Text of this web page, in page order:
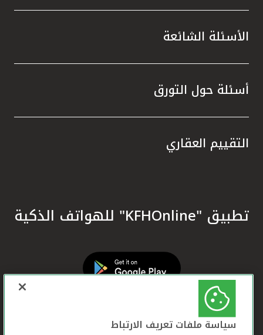
الأسئلة الشائعة
أسئلة حول التورق
التقييم العقاري
تطبيق "KFHOnline" للهواتف الذكية
سياسة ملفات تعريف الارتباط